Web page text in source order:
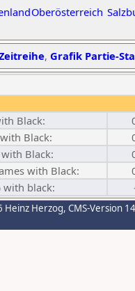
Oberösterreich
, Grafik Partie-
Black:
Black:
with Black:
with Black:
with black:
Heinz Herzog, CMS-Version